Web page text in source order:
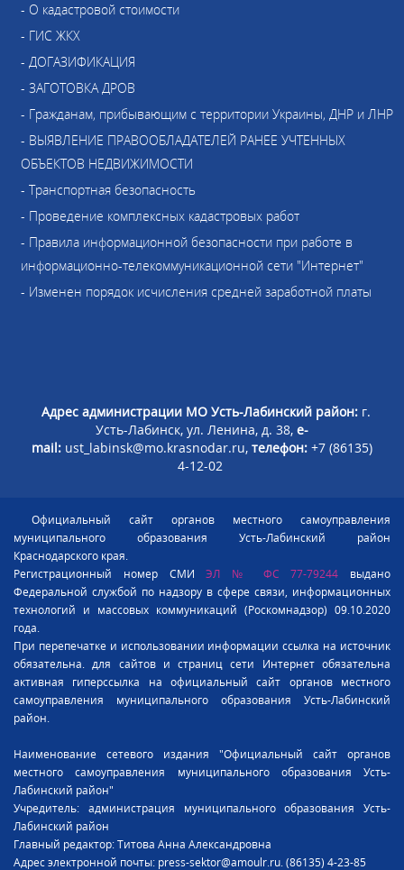
- О кадастровой стоимости
- ГИС ЖКХ
- ДОГАЗИФИКАЦИЯ
- ЗАГОТОВКА ДРОВ
- Гражданам, прибывающим с территории Украины, ДНР и ЛНР
- ВЫЯВЛЕНИЕ ПРАВООБЛАДАТЕЛЕЙ РАНЕЕ УЧТЕННЫХ
ОБЪЕКТОВ НЕДВИЖИМОСТИ
- Транспортная безопасность
- Проведение комплексных кадастровых работ
- Правила информационной безопасности при работе в
информационно-телекоммуникационной сети "Интернет"
- Изменен порядок исчисления средней заработной платы
Адрес администрации МО Усть-Лабинский район: г.
Усть-Лабинск, ул. Ленина, д. 38, e-
mail: ust_labinsk@mo.krasnodar.ru, телефон: +7 (86135)
4-12-02
Официальный сайт органов местного самоуправления
муниципального образования Усть-Лабинский район
Краснодарского края.
Регистрационный номер СМИЭЛ № ФС 77-79244 выдано
Федеральной службой по надзору в сфере связи, информационных
технологий и массовых коммуникаций (Роскомнадзор) 09.10.2020
года.
При перепечатке и использовании информации ссылка на источник
обязательна. для сайтов и страниц сети Интернет обязательна
активная гиперссылка на официальный сайт органов местного
самоуправления муниципального образования Усть-Лабинский
район.
Наименование сетевого издания "Официальный сайт органов
местного самоуправления муниципального образования Усть-
Лабинский район"
Учредитель: администрация муниципального образования Усть-
Лабинский район
Главный редактор: Титова Анна Александровна
Адрес электронной почты: press-sektor@amoulr.ru. (86135) 4-23-85